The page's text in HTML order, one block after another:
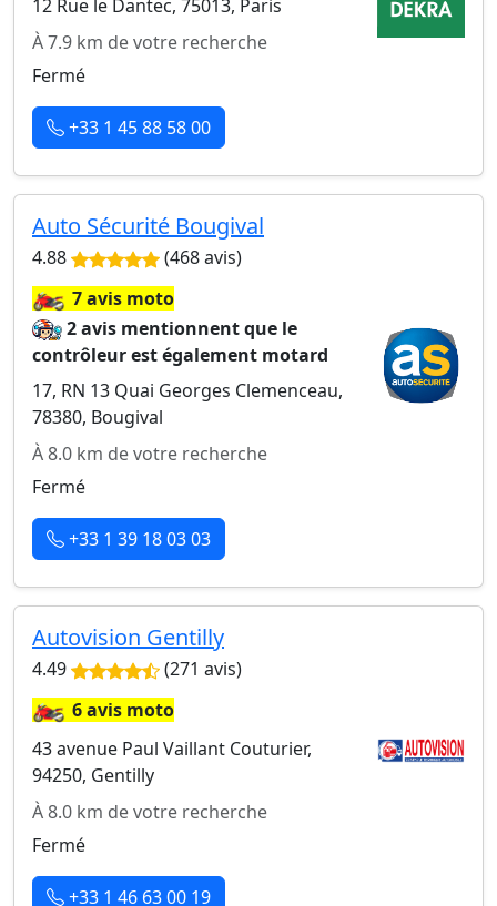
12 Rue le Dantec, 75013, Paris
À 7.9 km de votre recherche
Fermé
+33 1 45 88 58 00
Auto Sécurité Bougival
4.88 (468 avis)
🏍️7 avis moto
2 avis mentionnent que le
contrôleur est également motard
17, RN 13 Quai Georges Clemenceau,
78380, Bougival
À 8.0 km de votre recherche
Fermé
+33 1 39 18 03 03
Autovision Gentilly
4.49 (271 avis)
🏍️6 avis moto
43 avenue Paul Vaillant Couturier,
94250, Gentilly
À 8.0 km de votre recherche
Fermé
+33 1 46 63 00 19